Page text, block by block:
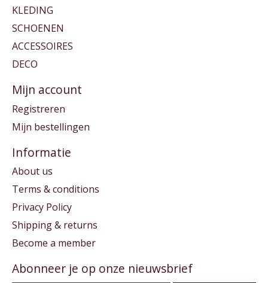
KLEDING
SCHOENEN
ACCESSOIRES
DECO
Mijn account
Registreren
Mijn bestellingen
Informatie
About us
Terms & conditions
Privacy Policy
Shipping & returns
Become a member
Abonneer je op onze nieuwsbrief